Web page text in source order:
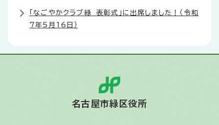
「なごやかクラブ緑 表彰式」に出席しました！（令和
7年5月16日）
名古屋市緑区役所